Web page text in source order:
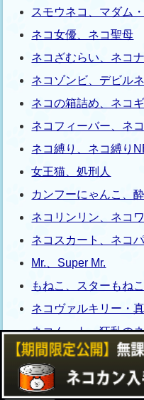
スモウネコ、マダム
ネコ女優、ネコ聖母
ネコざむらい、ネコ
ネコゾンビ、デビル
ネコの箱詰め、ネコ
ネコフィーバー、ネ
ネコ縛り、ネコ縛り
女王猫、処刑人
カンフーにゃんこ、
ネコリンリン、ネコ
ネコスカート、ネコ
Mr.、Super Mr.
もねこ、スターもねこ
ネコヴァルキリー・真
ネコムート、狂乱の
超激ダイナマイツ
超激ダイナマイツ